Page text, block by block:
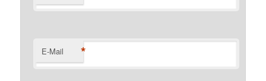
E-Mail *